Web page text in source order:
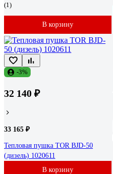
(1)
В корзину
-3%
32 140 ₽
33 165 ₽
Тепловая пушка TOR BJD-50
(дизель) 1020611
В корзину